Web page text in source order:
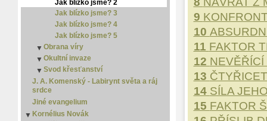
Daniel
Efezským
Efezským
Ester
Ezdráš
Ezechiel
Filemon
Galatským
Izaiáš
Smrt
Spása je zadarmo
Zlý sen
Jak blízko jsme? 2
Jak blízko jsme? 3
Jak blízko jsme? 4
Jak blízko jsme? 5
▼ Obrana víry
Obrana víry 2
Obrana víry 3
▼ Okultní invaze
▼Okultní invaze 2
Okultní invaze 3
▼ Svod křesťanství
Svod křesťanství 2
J. A. Komenský - Labirynt světa a ráj
srdce
Jiné evangelium
▼ Kornélius Novák
9
10
11 FAKTOR
12
13
14 SÍLA
15 FAKTOR